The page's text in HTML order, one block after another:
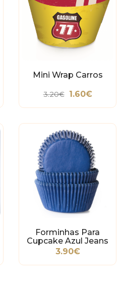
Mini Wrap Carros
3.20€ 1.60€
Forminhas Para
Cupcake Azul Jeans
3.90€